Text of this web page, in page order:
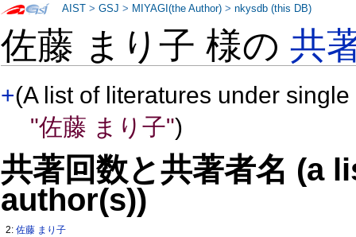
佐藤 まり子 様の共
+(A list of literatures under
"佐藤 まり子")
共著回数と共著者名 (a
author(s))
2:佐藤 まり子
AIST >GSJ > MIYAGI(the Author) >nkysdb (this DB)